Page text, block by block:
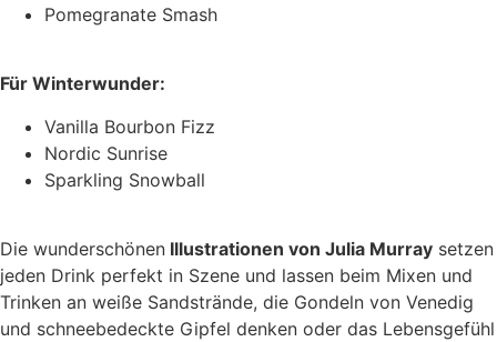
Pomegranate Smash
Für Winterwunder:
Vanilla Bourbon Fizz
Nordic Sunrise
Sparkling Snowball
Die wunderschönen Illustrationen von Julia Murray setzen
jeden Drink perfekt in Szene und lassen beim Mixen und
Trinken an weiße Sandstrände, die Gondeln von Venedig
und schneebedeckte Gipfel denken oder das Lebensgefühl